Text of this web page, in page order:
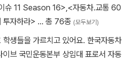
슈 11 Season 16>,<자동차.교통 60
투자하라> … 총 76종 (모두보기)
생들을 가르치고 있어요. 한국자동차
브 국민운동본부 상임대 표로서 자동